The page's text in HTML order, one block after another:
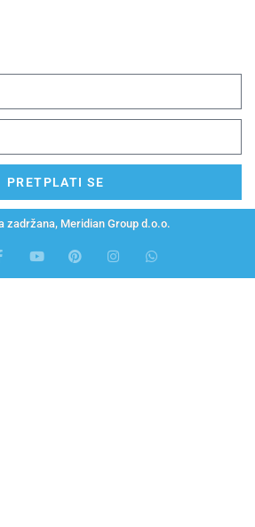
PRETPLATI SE
zadržana, Meridian Group d.o.o.